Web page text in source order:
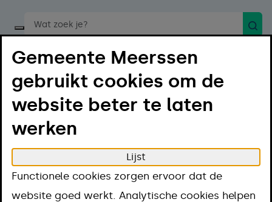
Start een spraakopdracht
Menu
Home
Regelen
Uittreksels en officiële documenten
Verzoeken
Gemeente Meerssen
gebruikt cookies om de
website beter te laten
werken
Lijst
Functionele cookies zorgen ervoor dat de
website goed werkt. Analytische cookies helpen